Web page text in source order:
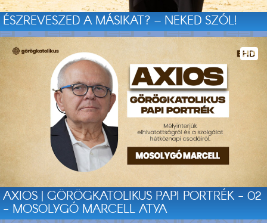
ÉSZREVESZED A MÁSIKAT? – NEKED SZÓL!
AXIOS | GÖRÖGKATOLIKUS PAPI PORTRÉK - 02
- MOSOLYGÓ MARCELL ATYA